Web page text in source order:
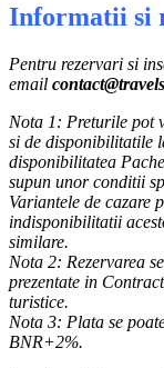
Informatii si
Pentru rezervari si
email
Nota 1: Preturile pot
si de disponibilitatile
disponibilitatea
supun unor conditii
Variantele de cazare
indisponibilitatii
similare.
Nota 2: Rezervarea
prezentate in
turistice.
Nota 3: Plata se
BNR+2%.